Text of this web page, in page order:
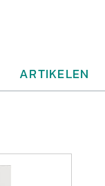
ARTIKELEN